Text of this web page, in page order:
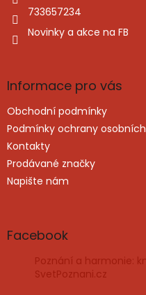
733657234
Novinky a akce na FB
Informace pro vás
Obchodní podmínky
Podmínky ochrany
Kontakty
Prodávané značky
Napište nám
Facebook
Poznání a harmonie:
SvetPoznani.cz